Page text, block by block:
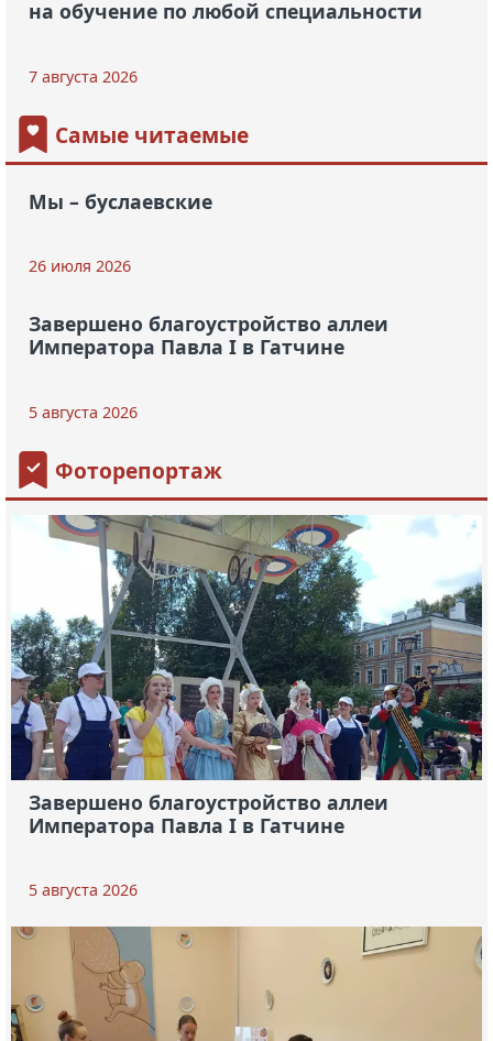
на обучение по любой специальности
7 августа 2026
Самые читаемые
Мы – буслаевские
26 июля 2026
Завершено благоустройство аллеи
Императора Павла I в Гатчине
5 августа 2026
Фоторепортаж
Завершено благоустройство аллеи
Императора Павла I в Гатчине
5 августа 2026